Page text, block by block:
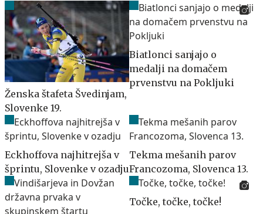
Ženska štafeta Švedinjam,
Slovenke 19.
Biatlonci sanjajo o
medalji na domačem
prvenstvu na Pokljuki
Eckhoffova najhitrejša v
šprintu, Slovenke v ozadju
Tekma mešanih parov
Francozoma, Slovenca 13.
Točke, točke, točke!